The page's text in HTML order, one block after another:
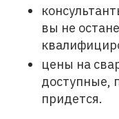
вы не
цены на
доступные,
придется.